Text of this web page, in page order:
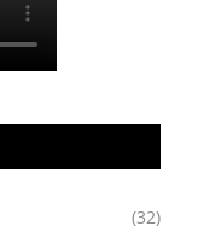
(32)